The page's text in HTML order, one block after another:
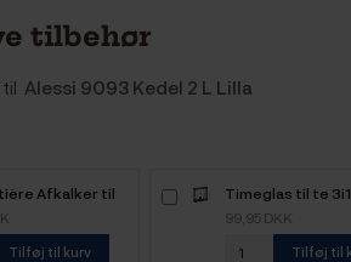
tilbehør
Alessi 9093 Kedel 2 L Lilla
Afkalker til
Tilføj til kurv
Timeglas til te 3i1
99,95 DKK
Tilføj til